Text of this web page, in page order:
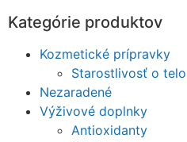
Kategórie produktov
Kozmetické prípravky
Starostlivosť o telo
Nezaradené
Výživové doplnky
Antioxidanty